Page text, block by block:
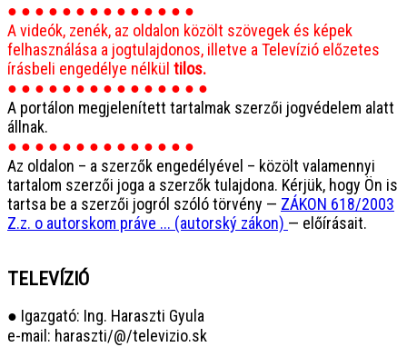
● ● ● ● ● ● ● ● ● ● ● ● ● ●
A videók, zenék, az oldalon közölt szövegek és képek
felhasználása a jogtulajdonos, illetve a Televízió előzetes
írásbeli engedélye nélkül tilos.
● ● ● ● ● ● ● ● ● ● ● ● ● ● ●
A portálon megjelenített tartalmak szerzői jogvédelem alatt
állnak.
● ● ● ● ● ● ● ● ● ● ● ● ● ●
Az oldalon – a szerzők engedélyével – közölt valamennyi
tartalom szerzői joga a szerzők tulajdona. Kérjük, hogy Ön is
tartsa be a szerzői jogról szóló törvény — ZÁKON 618/2003
Z.z. o autorskom práve ... (autorský zákon) — előírásait.
TELEVÍZIÓ
● Igazgató: Ing. Haraszti Gyula
e-mail: haraszti/@/televizio.sk